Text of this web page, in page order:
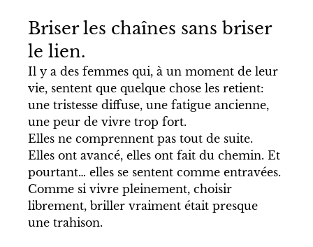
Briser les chaînes sans briser
le lien.
Il y a des femmes qui, à un moment de leur
vie, sentent que quelque chose les retient:
une tristesse diffuse, une fatigue ancienne,
une peur de vivre trop fort.
Elles ne comprennent pas tout de suite.
Elles ont avancé, elles ont fait du chemin. Et
pourtant… elles se sentent comme entravées.
Comme si vivre pleinement, choisir
librement, briller vraiment était presque
une trahison.